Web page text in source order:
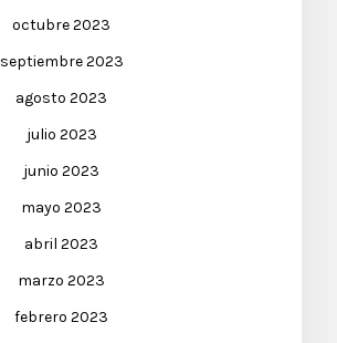
octubre 2023
septiembre 2023
agosto 2023
julio 2023
junio 2023
mayo 2023
abril 2023
marzo 2023
febrero 2023